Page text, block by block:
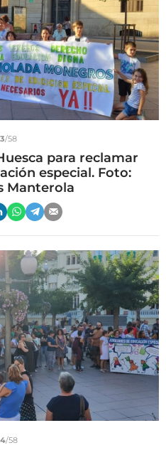
/58
para reclamar
especial. Foto:
Manterola
/58